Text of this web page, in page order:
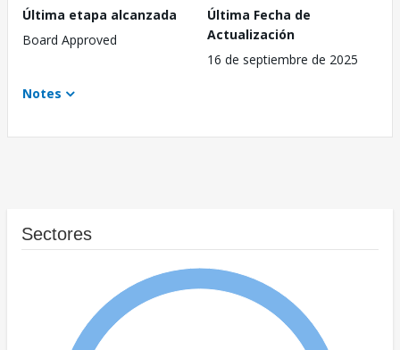
Última etapa alcanzada
Board Approved
Última Fecha de
Actualización
16 de septiembre de 2025
Notes
Sectores